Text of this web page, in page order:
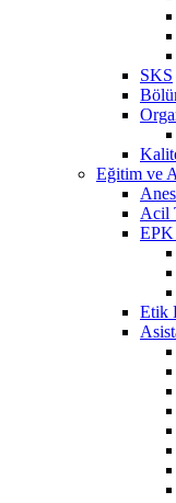
SKS
Eğitim ve
Acil
Etik